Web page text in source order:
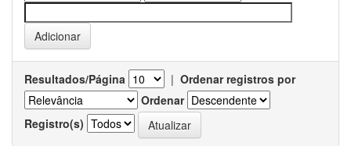
Resultados/Página | Ordenar registros por
Ordenar
Registro(s)